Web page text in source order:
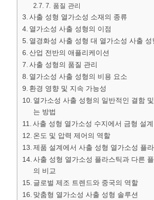
7. 품질 관리
사출 성형 열가소성 소재의 종류
열가소성 사출 성형의 이점
열경화성 사출 성형 대 열가소성 사출 성
산업 전반의 애플리케이션
사출 성형의 품질 관리
열가소성 사출 성형의 비용 요소
환경 영향 및 지속 가능성
열가소성 사출 성형의 일반적인 결함
는 방법
사출 성형 열가소성 수지에서 금형 설
온도 및 압력 제어의 역할
제품 설계에서 사출 성형 열가소성 플
사출 성형 열가소성 플라스틱과 다른
의 비교
글로벌 제조 트렌드와 중국의 역할
맞춤형 열가소성 사출 성형 솔루션